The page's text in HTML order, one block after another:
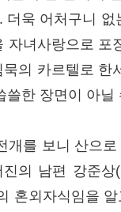
더욱 어처구니 없
자녀사랑으로 포
의 카르텔로 한
쓸한 장면이 아닐
개를 보니 산으
의 남편 강준상
혼외자식임을